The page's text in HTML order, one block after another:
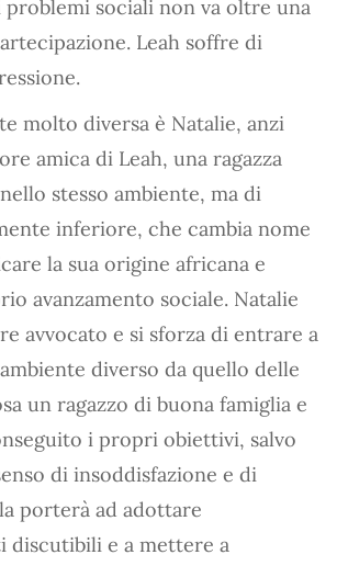
problemi sociali non va oltre una
Leah soffre di
molto diversa è Natalie, anzi
amica di Leah, una ragazza
stesso ambiente, ma di
inferiore, che cambia nome
la sua origine africana e
avanzamento sociale. Natalie
avvocato e si sforza di entrare a
diverso da quello delle
un ragazzo di buona famiglia e
i propri obiettivi, salvo
di insoddisfazione e di
porterà ad adottare
discutibili e a mettere a